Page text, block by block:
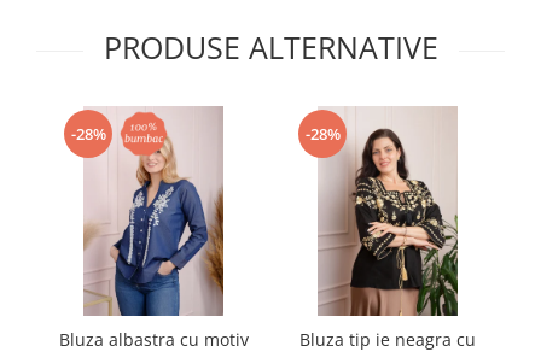
PRODUSE ALTERNATIVE
-28%
Bluza albastra cu motiv
-28%
Bluza tip ie neagra cu